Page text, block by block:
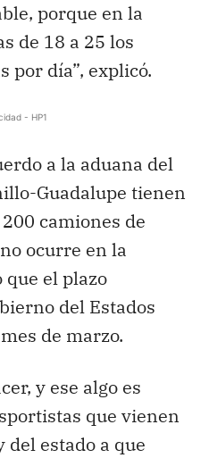
porque en la
de 18 a 25 los
por día”, explicó.
- HP1
a la aduana del
Guadalupe tienen
camiones de
ocurre en la
el plazo
del Estados
de marzo.
y ese algo es
que vienen
estado a que